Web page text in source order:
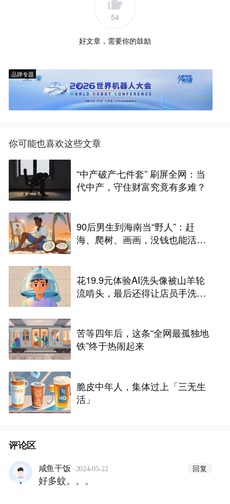
54
好文章，需要你的鼓励
品牌专题
你可能也喜欢这些文章
“中产破产七件套” 刷屏全网：当
代中产，守住财富究竟有多难？
90后男生到海南当“野人”：赶
海、爬树、画画，没钱也能活得
花19.9元体验AI洗头像被山羊轮
流啃头，最后还得让店员手洗两
苦等四年后，这条“全网最孤独地
铁”终于热闹起来
脆皮中年人，集体过上「三无生
活」
评论区
咸鱼干饭 · 2024-05-22 回复
好多蚊。。。